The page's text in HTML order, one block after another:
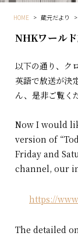
HOME > 蔵元だより >
NHKワール
以下の通り、ク
英語で放送が決
ん、是非ご覧く
Now I would
version of
Friday and
channel, our
https://
The detailed